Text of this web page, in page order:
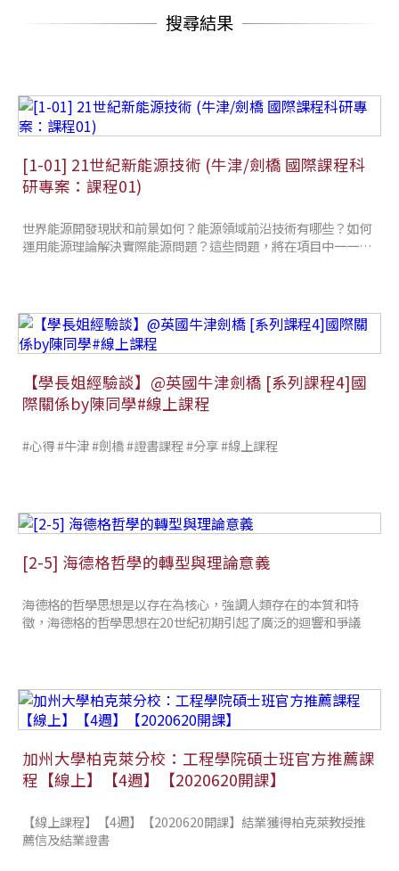
搜尋結果
[1-01] 21世紀新能源技術 (牛津/劍橋 國際課程科
研專案：課程01)
世界能源開發現狀和前景如何？能源領域前沿技術有哪些？如何
運用能源理論解決實際能源問題？這些問題，將在項目中一一得
【學長姐經驗談】@英國牛津劍橋 [系列課程4]國
際關係by陳同學#線上課程
#心得 #牛津 #劍橋 #證書課程 #分享 #線上課程
[2-5] 海德格哲學的轉型與理論意義
海德格的哲學思想是以存在為核心，強調人類存在的本質和特
徵，海德格的哲學思想在20世紀初期引起了廣泛的迴響和爭議
加州大學柏克萊分校：工程學院碩士班官方推薦課
程【線上】【4週】【2020620開課】
【線上課程】【4週】【2020620開課】結業獲得柏克萊教授推
薦信及結業證書